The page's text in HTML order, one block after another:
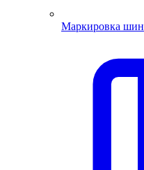
Маркировка шин